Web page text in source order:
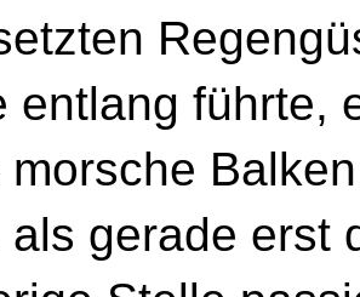
entlang führte,
morsche
als gerade erst